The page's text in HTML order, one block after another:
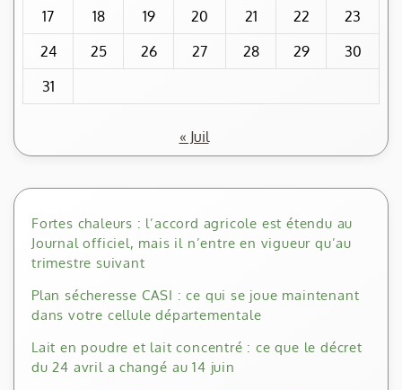
17
18 19 20 21 22
23
24
25 26 27 28 29
30
31
« Juil
Fortes chaleurs : l’accord agricole est étendu au
Journal officiel, mais il n’entre en vigueur qu’au
trimestre suivant
Plan sécheresse CASI : ce qui se joue maintenant
dans votre cellule départementale
Lait en poudre et lait concentré : ce que le décret
du 24 avril a changé au 14 juin